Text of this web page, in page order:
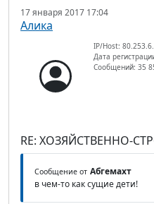
17 января 2017 17:04
Алика
IP/Host:
Дата
Сообщений: 35
RE: ХОЗЯЙСТВЕННО-
Сообщение от Абгемахт
в чем-то как сущие дети!